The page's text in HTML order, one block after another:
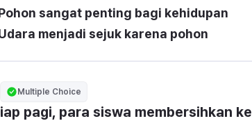
sangat penting bagi kehidupan
menjadi sejuk karena pohon
Multiple Choice
pagi, para siswa membersihkan